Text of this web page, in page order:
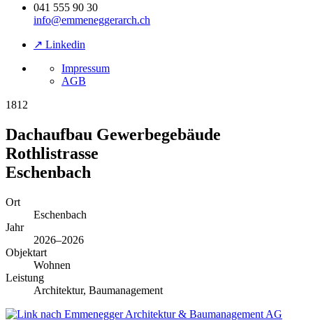
041 555 90 30
info@emmeneggerarch.ch
↗ Linkedin
Impressum
AGB
1812
Dachaufbau Gewerbegebäude
Rothlistrasse
Eschenbach
Ort
Eschenbach
Jahr
2026–2026
Objektart
Wohnen
Leistung
Architektur, Baumanagement